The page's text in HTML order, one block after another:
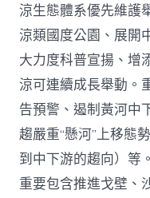
涼生態體系優先維護
涼類國度公園、展開
大力度科普宣揚、增
涼可連續成長舉動。
告預警、遏制黃河中
趨嚴重“懸河”上移態
到中下游的趨向）等
重要包含推進戈壁、